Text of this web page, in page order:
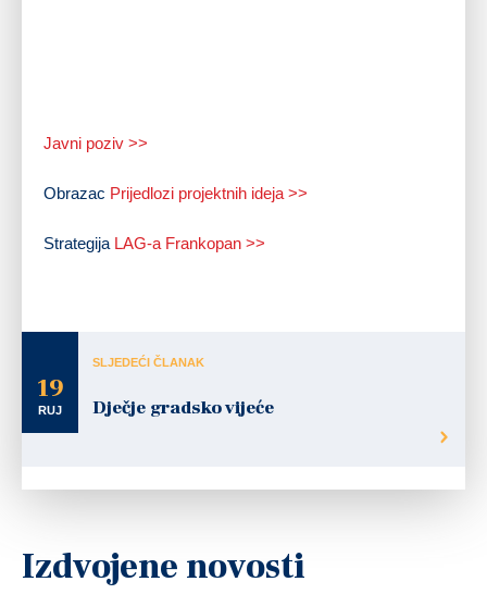
Javni poziv >>
Obrazac Prijedlozi projektnih ideja >>
Strategija LAG-a Frankopan >>
19
RUJ
SLJEDEĆI ČLANAK
Dječje gradsko vijeće
Izdvojene novosti